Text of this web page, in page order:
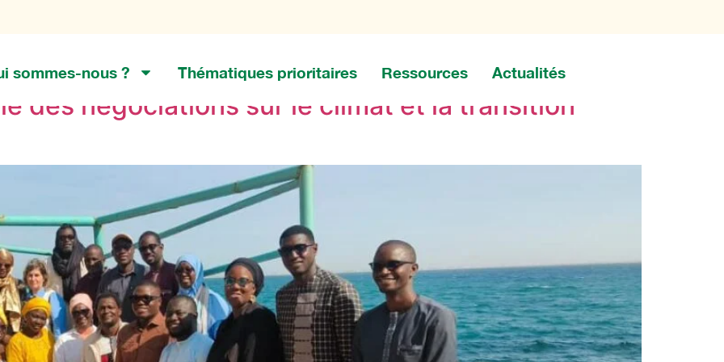
sommes-nous ? Thématiques prioritaires Ressources Actualités
des négociations sur le climat et la transition